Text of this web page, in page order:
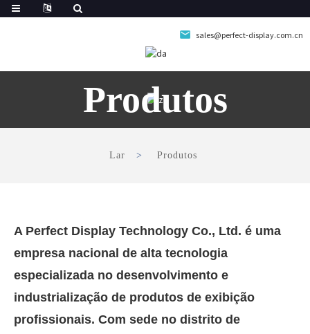
sales@perfect-display.com.cn
Produtos
Lar Produtos
A Perfect Display Technology Co., Ltd. é uma
empresa nacional de alta tecnologia
especializada no desenvolvimento e
industrialização de produtos de exibição
profissionais. Com sede no distrito de